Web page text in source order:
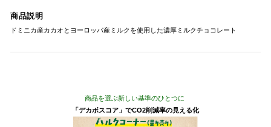
商品説明
ドミニカ産カカオとヨーロッパ産ミルクを使用した濃厚ミルクチョコレート
商品を選ぶ新しい基準のひとつに
「デカボスコア」でCO2削減率の見える化